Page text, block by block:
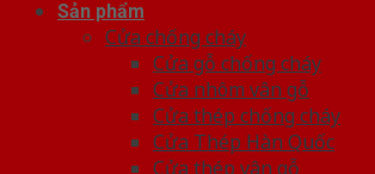
Sản phẩm
Cửa chống cháy
Cửa gỗ chống cháy
Cửa nhôm vân gỗ
Cửa thép chống cháy
Cửa Thép Hàn Quốc
Cửa thép vân gỗ